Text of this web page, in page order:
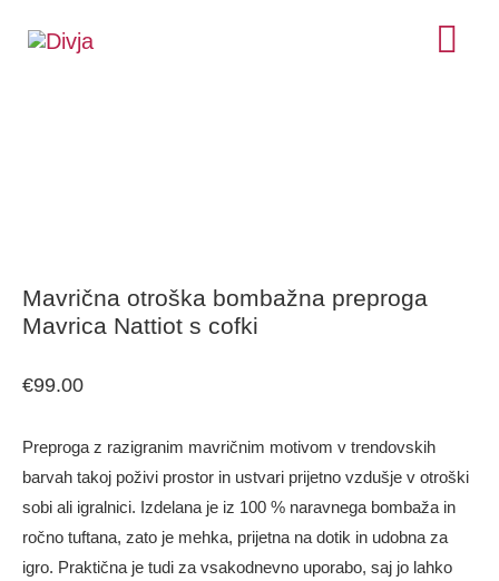
Mavrična otroška bombažna preproga
Mavrica Nattiot s cofki
€99.00
Preproga z razigranim mavričnim motivom v trendovskih
barvah takoj poživi prostor in ustvari prijetno vzdušje v otroški
sobi ali igralnici. Izdelana je iz 100 % naravnega bombaža in
ročno tuftana, zato je mehka, prijetna na dotik in udobna za
igro. Praktična je tudi za vsakodnevno uporabo, saj jo lahko
Nattiot
cofki